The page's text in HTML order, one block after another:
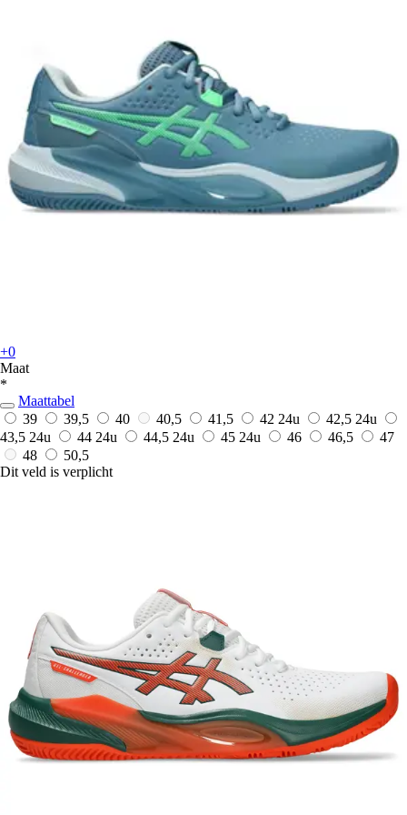
+0
Maat
*
Maattabel
39
39,5 40 40,5 41,5 42 24u 42,5 24u
43,5 24u 44 24u 44,5 24u 45 24u 46 46,5
47
48
50,5
Dit veld is verplicht